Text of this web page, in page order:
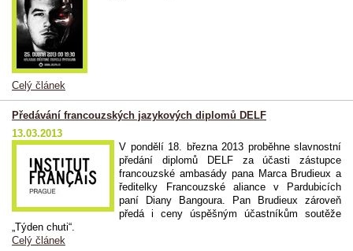
Celý článek
Předávání francouzských jazykových diplomů DELF
13.03.2013
V pondělí 18. března 2013 proběhne slavnostní
předání diplomů DELF za účasti zástupce
francouzské ambasády pana Marca Brudieux a
ředitelky Francouzské aliance v Pardubicích
paní Diany Bangoura. Pan Brudieux zároveň
předá i ceny úspěšným účastníkům soutěže
„Týden chuti“.
Celý článek